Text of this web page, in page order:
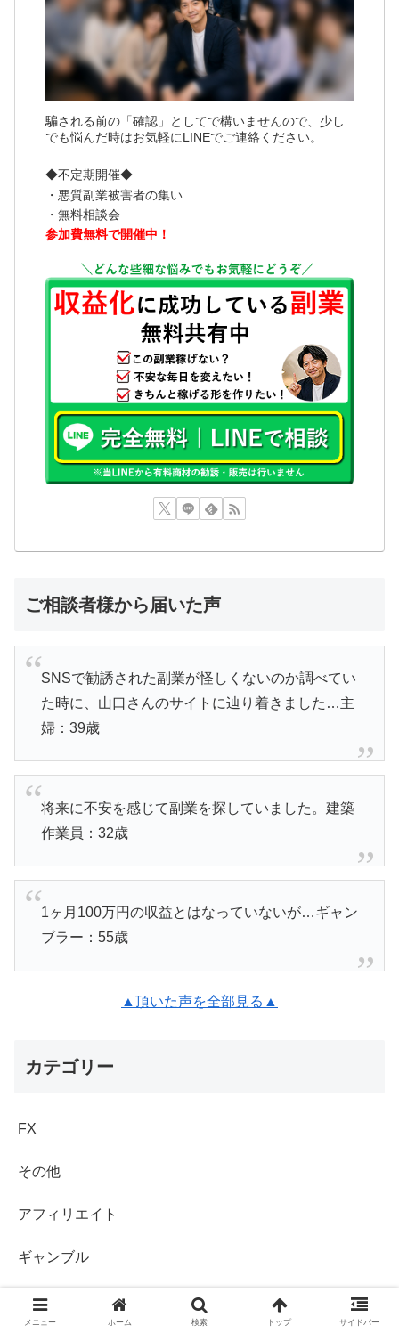
騙される前の「確認」としてで構いませんので、少し
でも悩んだ時はお気軽にLINEでご連絡ください。
◆不定期開催◆
・悪質副業被害者の集い
・無料相談会
参加費無料で開催中！
ご相談者様から届いた声
SNSで勧誘された副業が怪しくないのか調べてい
た時に、山口さんのサイトに辿り着きました…主
婦：39歳
将来に不安を感じて副業を探していました。建築
作業員：32歳
1ヶ月100万円の収益とはなっていないが…ギャン
ブラー：55歳
▲頂いた声を全部見る▲
カテゴリー
FX
その他
アフィリエイト
ギャンブル
バイナリー
メニュー ホーム 検索 トップ サイドバー